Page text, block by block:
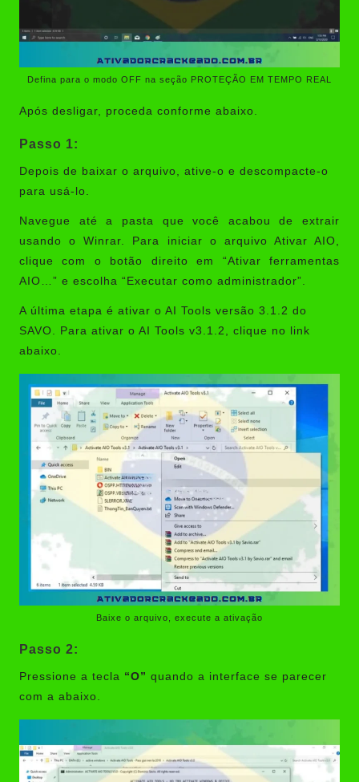
Defina para o modo OFF na seção PROTEÇÃO EM TEMPO REAL
Após desligar, proceda conforme abaixo.
Passo 1:
Depois de baixar o arquivo, ative-o e descompacte-o
para usá-lo.
Navegue até a pasta que você acabou de extrair
usando o Winrar. Para iniciar o arquivo Ativar AIO,
clique com o botão direito em “Ativar ferramentas
AIO…” e escolha “Executar como administrador”.
A última etapa é ativar o AI Tools versão 3.1.2 do
SAVO. Para ativar o AI Tools v3.1.2, clique no link
abaixo.
Baixe o arquivo, execute a ativação
Passo 2:
Pressione a tecla “O” quando a interface se parecer
com a abaixo.